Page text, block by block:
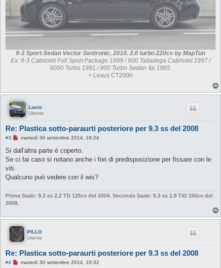
9-3 Sport-Sedan Vector Sentronic, 2010. 2.0 turbo 220cv by MapTun
Ex: 9-3 Cabriolet Full Sport Package 1999 / 900 Talladega Cabriolet 1997 /
9000 Turbo 1991 / 900 Turbo Sedan 4p 1985.
+ Lexus CT200h
Lucio
Utente
Re: Plastica sotto-paraurti posteriore per 9.3 ss del 2008
#3
M
s
a
i
d
a
g
e
r
e
martedì 30 settembre 2014, 16:24
Si dall'altra parte è coperto.
Se ci fai caso si notano anche i fori di predisposizione per fissare con le
viti.
Qualcuno può vedere con il wis?
Prima Saab: 9.3 ss 2.2 TD 125cv del 2004. Seconda Saab: 9.3 ss 1.9 TiD 150cv del
2008.
PILLO
Utente
Re: Plastica sotto-paraurti posteriore per 9.3 ss del 2008
#4
Mmartedì 30 settembre 2014, 16:32